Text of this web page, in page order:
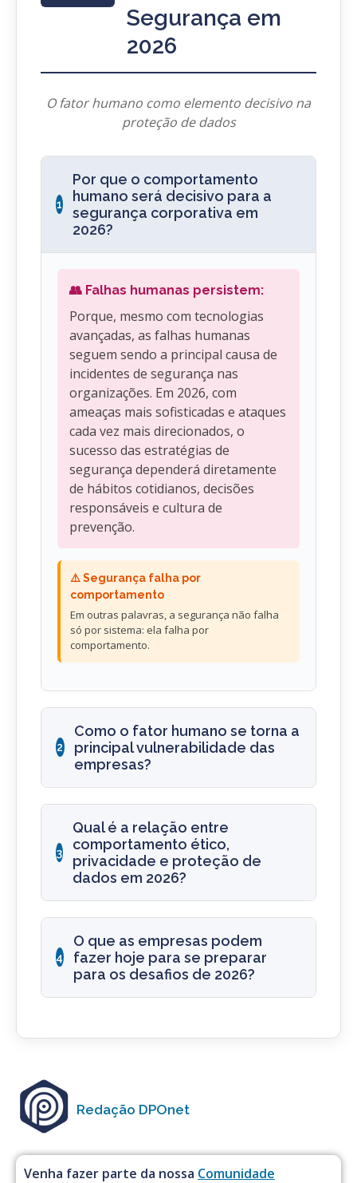
Segurança em
2026
O fator humano como elemento decisivo na
proteção de dados
1
Por que o comportamento
humano será decisivo para a
segurança corporativa em
2026?
👥 Falhas humanas persistem:
Porque, mesmo com tecnologias
avançadas, as falhas humanas
seguem sendo a principal causa de
incidentes de segurança nas
organizações. Em 2026, com
ameaças mais sofisticadas e ataques
cada vez mais direcionados, o
sucesso das estratégias de
segurança dependerá diretamente
de hábitos cotidianos, decisões
responsáveis e cultura de
prevenção.
⚠️ Segurança falha por
comportamento
Em outras palavras, a segurança não falha
só por sistema: ela falha por
comportamento.
2
Como o fator humano se torna a
principal vulnerabilidade das
empresas?
3
Qual é a relação entre
comportamento ético,
privacidade e proteção de
dados em 2026?
4
O que as empresas podem
fazer hoje para se preparar
para os desafios de 2026?
Redação DPOnet
Venha fazer parte da nossa Comunidade